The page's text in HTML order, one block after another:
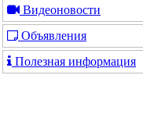
Видеоновости
Объявления
Полезная информация